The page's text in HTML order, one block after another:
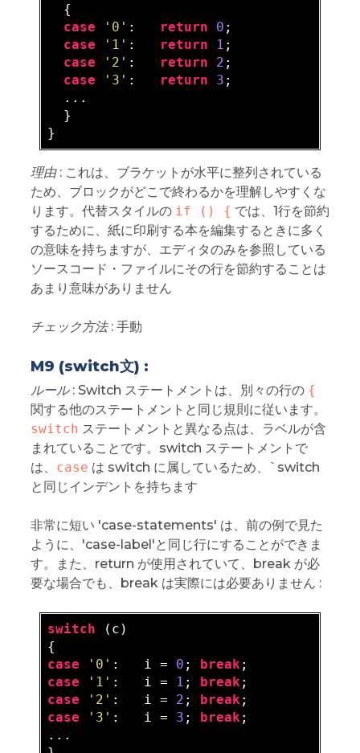
  {
case
'0' : return 0 ;
case
'1' : return 1 ;
case
'2' : return 2 ;
case
'3' : return 3 ;
  ...
  }
理由: これは、ブラケットが水平に整列されている
ため、ブロックがどこで終わるかを理解しやすくな
ります。代替スタイルの if () { では、1行を節約
するために、紙に印刷する本を編集するときに多く
の意味を持ちますが、エディタのみを参照している
ソースコード・ファイルにその行を節約することは
あまり意味がありません
チェック方法: 手動
M9 (switch文) :
ルール: Switch ステートメントは、別々の行の {
関する他のステートメントと同じ規則に従います。
switch ステートメントと異なる点は、ラベルが含
まれていることです。switch ステートメントで
は、 case は switch に属しているため、`switch
と同じインデントを持ちます
非常に短い 'case-statements' は、前の例で見た
ように、'case-label'と同じ行にすることができま
す。また、return が使用されていて、break が必
要な場合でも、break は実際には必要ありません :
switch (c)
case
'0' :   i = 0 ; break
case
'1' :   i = 1 ; break
case
'2' :   i = 2 ; break
case
'3' :   i = 3 ; break;
...